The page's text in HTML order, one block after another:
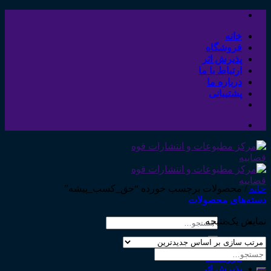
Skip
contentخانه
فروشگاه
پذیرش اثر
ارتباط با ما
درباره ما
پشتیبانی
جستجو
خانه
فروشگاه
پذیرش اثر
خانه /محصولات برچسب خورده “حق_کسب_پیشه”
دسته‌های محصولات
نمایش یک نتیجه
جستجو